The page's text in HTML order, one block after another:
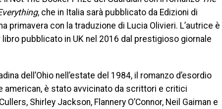
, che in Italia sarà pubblicato da Edizioni di
primavera con la traduzione di Lucia Olivieri. L’autrice è
pubblicato in UK nel 2016 dal prestigioso giornale
dell’Ohio nell’estate del 1984, il romanzo d’esordio
american, è stato avvicinato da scrittori e critici
Shirley Jackson, Flannery O’Connor, Neil Gaiman e